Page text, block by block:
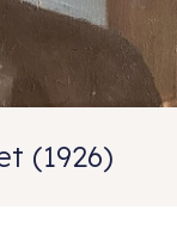
(1926)